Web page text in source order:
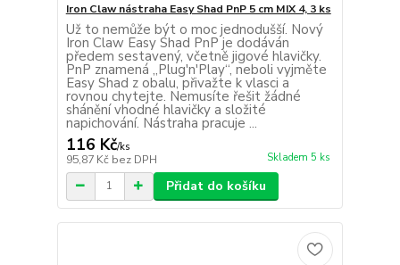
Iron Claw nástraha Easy Shad PnP 5 cm MIX 4, 3 ks
Už to nemůže být o moc jednodušší. Nový
Iron Claw Easy Shad PnP je dodáván
předem sestavený, včetně jigové hlavičky.
PnP znamená „Plug'n'Play“, neboli vyjměte
Easy Shad z obalu, přivažte k vlasci a
rovnou chytejte. Nemusíte řešit žádné
shánění vhodné hlavičky a složité
napichování. Nástraha pracuje ...
116 Kč/ks
95,87 Kč bez DPH Skladem 5 ks
Přidat do košíku